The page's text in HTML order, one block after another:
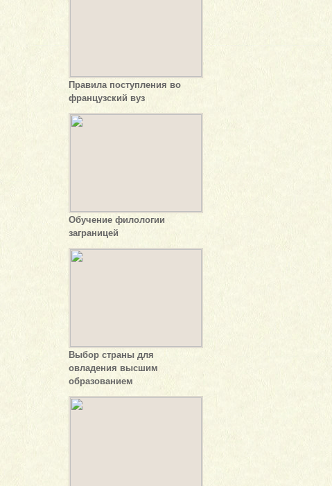
Правила поступления во
французский вуз
Обучение филологии
заграницей
Выбор страны для
овладения высшим
образованием